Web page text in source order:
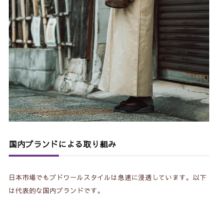
国内ブランドによる取り組み
日本市場でもブドワールスタイルは急速に浸透しています。以下
は代表的な国内ブランドです。